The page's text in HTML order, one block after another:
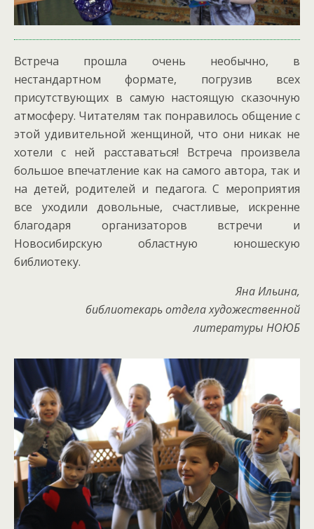
Встреча прошла очень необычно, в
нестандартном формате, погрузив всех
присутствующих в самую настоящую сказочную
атмосферу. Читателям так понравилось общение с
этой удивительной женщиной, что они никак не
хотели с ней расставаться! Встреча произвела
большое впечатление как на самого автора, так и
на детей, родителей и педагога. С мероприятия
все уходили довольные, счастливые, искренне
благодаря организаторов встречи и
Новосибирскую областную юношескую
библиотеку.
Яна Ильина,
библиотекарь отдела художественной
литературы НОЮБ